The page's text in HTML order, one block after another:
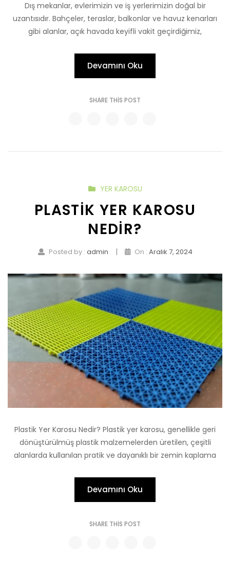
Dış mekanlar, evlerimizin ve iş yerlerimizin doğal bir
uzantısıdır. Bahçeler, teraslar, balkonlar ve havuz kenarları
gibi alanlar, açık havada keyifli vakit geçirdiğimiz,
Devamını Oku
SHARE THIS POST
YER KAROSU
PLASTIK YER KAROSU
NEDIR?
Posted by : admin | On : Aralık 7, 2024
Plastik Yer Karosu Nedir? Plastik yer karosu, genellikle geri
dönüştürülmüş plastik malzemelerden üretilen, çeşitli
alanlarda kullanılan pratik ve dayanıklı bir zemin kaplama
Devamını Oku
SHARE THIS POST